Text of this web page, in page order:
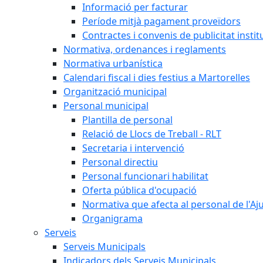
Informació per facturar
Període mitjà pagament proveïdors
Contractes i convenis de publicitat
Normativa, ordenances i reglaments
Normativa urbanística
Calendari fiscal i dies festius a Martorelles
Organització municipal
Personal municipal
Plantilla de personal
Relació de Llocs de Treball - RLT
Secretaria i intervenció
Personal directiu
Personal funcionari habilitat
Oferta pública d'ocupació
Normativa que afecta al personal de
Organigrama
Serveis
Serveis Municipals